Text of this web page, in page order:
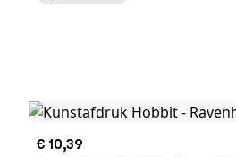
€ 10,39